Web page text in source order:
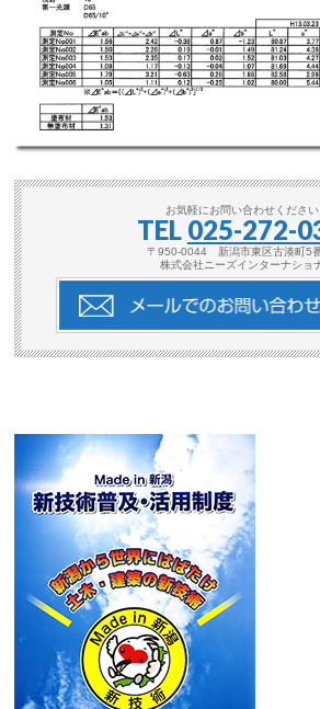
お気軽にお問い合わせください
TEL 025-272-
〒950-0044 新潟市東区古湊町5
株式会社ニーズインターナショ